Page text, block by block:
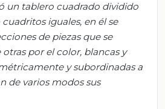
un tablero cuadrado dividido
iguales, en él se
de piezas que se
por el color, blancas y
y subordinadas a
de varios modos sus